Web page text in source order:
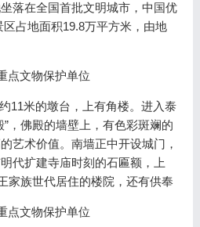
落在全国首批文明城市，中国优
占地面积19.8万平方米，由地
文物保护单位
米的墩台，上有角楼。进入泰
，佛殿的墙壁上，有色彩斑斓的
艺术价值。南墙正中开设城门，
代扩建寺庙时刻的石匾额，上
家族世代居住的楼院，还有供奉
文物保护单位